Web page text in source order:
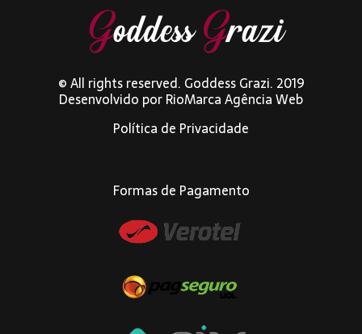
© All rights reserved. Goddess Grazi. 2019
Desenvolvido porRioMarca Agência Web
Política de Privacidade
Formas de Pagamento